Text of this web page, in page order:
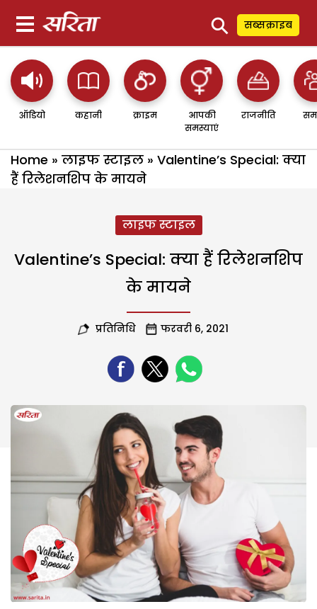
⚲ सब्सक्राइब
ऑडियो कहानी क्राइम
आपकी
समस्याएं
राजनीति
Home » लाइफ स्टाइल » Valentine’s Special: क्या
हैं रिलेशनशिप के मायने
लाइफ स्टाइल
Valentine’s Special: क्या हैं रिलेशनशिप
के मायने
प्रतिनिधि फरवरी 6, 2021